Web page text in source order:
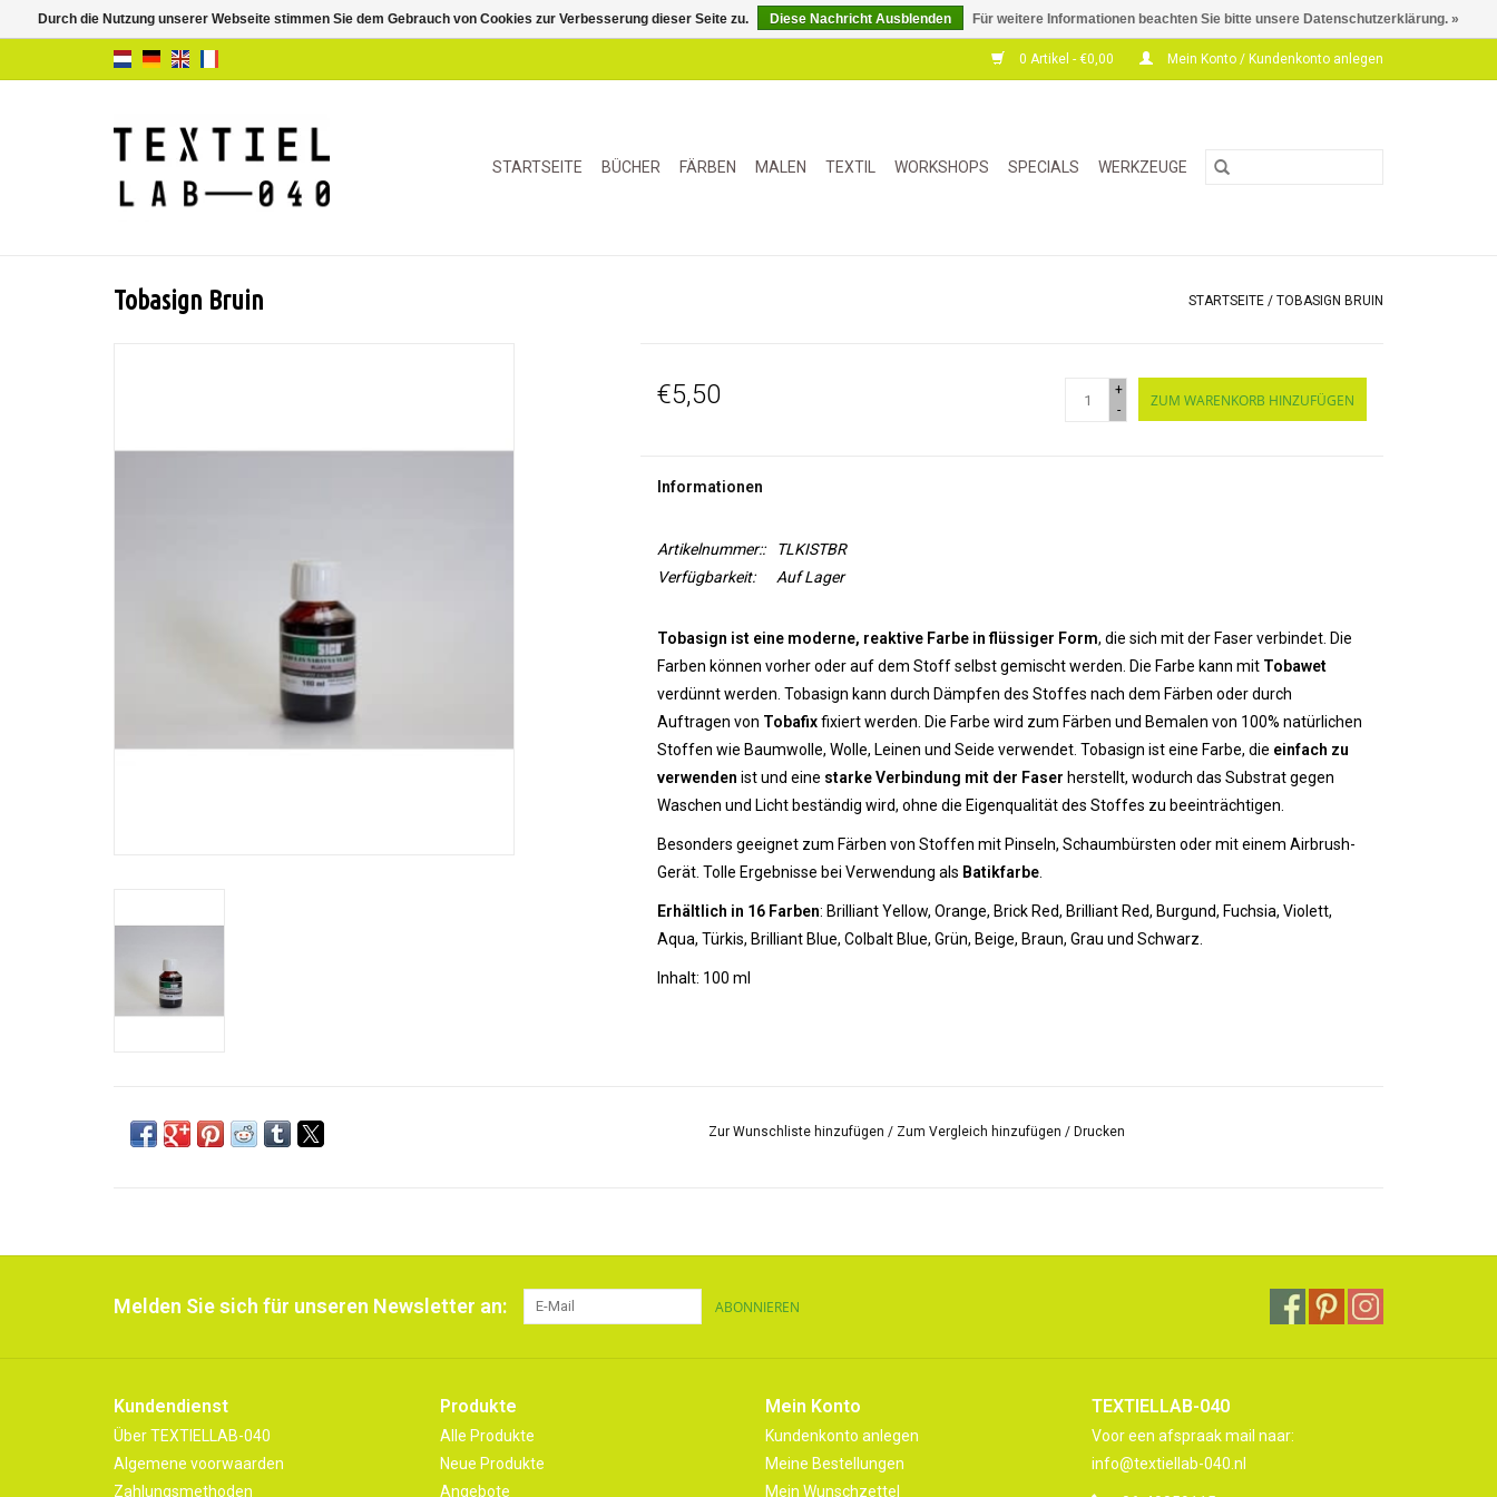
0 Artikel - €0,00 Mein Konto / Kundenkonto anlegen
STARTSEITE BÜCHER FÄRBEN MALEN TEXTIL WORKSHOPS SPECIALS WERKZEUGE
Tobasign Bruin STARTSEITE / TOBASIGN BRUIN
€5,50
+
-
ZUM WARENKORB HINZUFÜGEN
Informationen
Artikelnummer::
TLKISTBR
Verfügbarkeit:
Auf Lager
Tobasign ist eine moderne, reaktive Farbe in flüssiger Form, die sich mit der Faser verbindet. Die
Farben können vorher oder auf dem Stoff selbst gemischt werden. Die Farbe kann mit Tobawet
verdünnt werden. Tobasign kann durch Dämpfen des Stoffes nach dem Färben oder durch
Auftragen von Tobafixfixiert werden. Die Farbe wird zum Färben und Bemalen von 100% natürlichen
Stoffen wie Baumwolle, Wolle, Leinen und Seide verwendet. Tobasign ist eine Farbe, die einfach zu
verwenden ist und eine starke Verbindung mit der Faser herstellt, wodurch das Substrat gegen
Waschen und Licht beständig wird, ohne die Eigenqualität des Stoffes zu beeinträchtigen.
Besonders geeignet zum Färben von Stoffen mit Pinseln, Schaumbürsten oder mit einem Airbrush-
Gerät. Tolle Ergebnisse bei Verwendung als Batikfarbe.
Erhältlich in 16 Farben: Brilliant Yellow, Orange, Brick Red, Brilliant Red, Burgund, Fuchsia, Violett,
Aqua, Türkis, Brilliant Blue, Colbalt Blue, Grün, Beige, Braun, Grau und Schwarz.
Inhalt: 100 ml
Zur Wunschliste hinzufügen / Zum Vergleich hinzufügen /Drucken
Melden Sie sich für unseren Newsletter an: ABONNIEREN
Kundendienst
Über TEXTIELLAB-040
Algemene voorwaarden
Zahlungsmethoden
Produkte
Alle Produkte
Neue Produkte
Angebote
Mein Konto
Kundenkonto anlegen
Meine Bestellungen
Mein Wunschzettel
TEXTIELLAB-040
Voor een afspraak mail naar:
info@textiellab-040.nl
Durch die Nutzung unserer Webseite stimmen Sie dem Gebrauch von Cookies zur Verbesserung dieser Seite zu. Diese Nachricht Ausblenden Für weitere Informationen beachten Sie bitte unsere Datenschutzerklärung. »